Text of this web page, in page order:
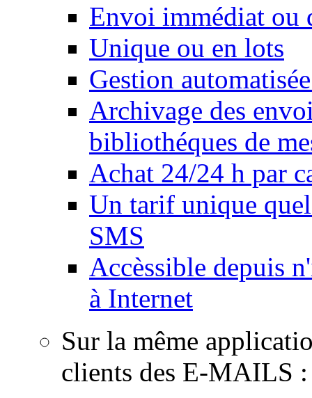
Envoi immédiat ou
Unique ou en lots
Gestion
Archivage des
bibliothéques de
Achat 24/24 h par
Un tarif unique
SMS
Accèssible depuis
à Internet
Sur la même
clients des E-MAILS :